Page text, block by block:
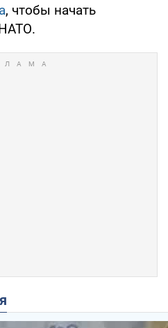
, чтобы начать